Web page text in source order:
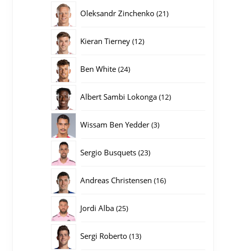
Oleksandr Zinchenko 2121
Kieran Tierney 1212
Ben White 2424
Albert Sambi Lokonga 1212
Wissam Ben Yedder 33
Sergio Busquets 2323
Andreas Christensen 1616
Jordi Alba 2525
Sergi Roberto 1313